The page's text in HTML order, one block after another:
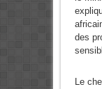
des
Le